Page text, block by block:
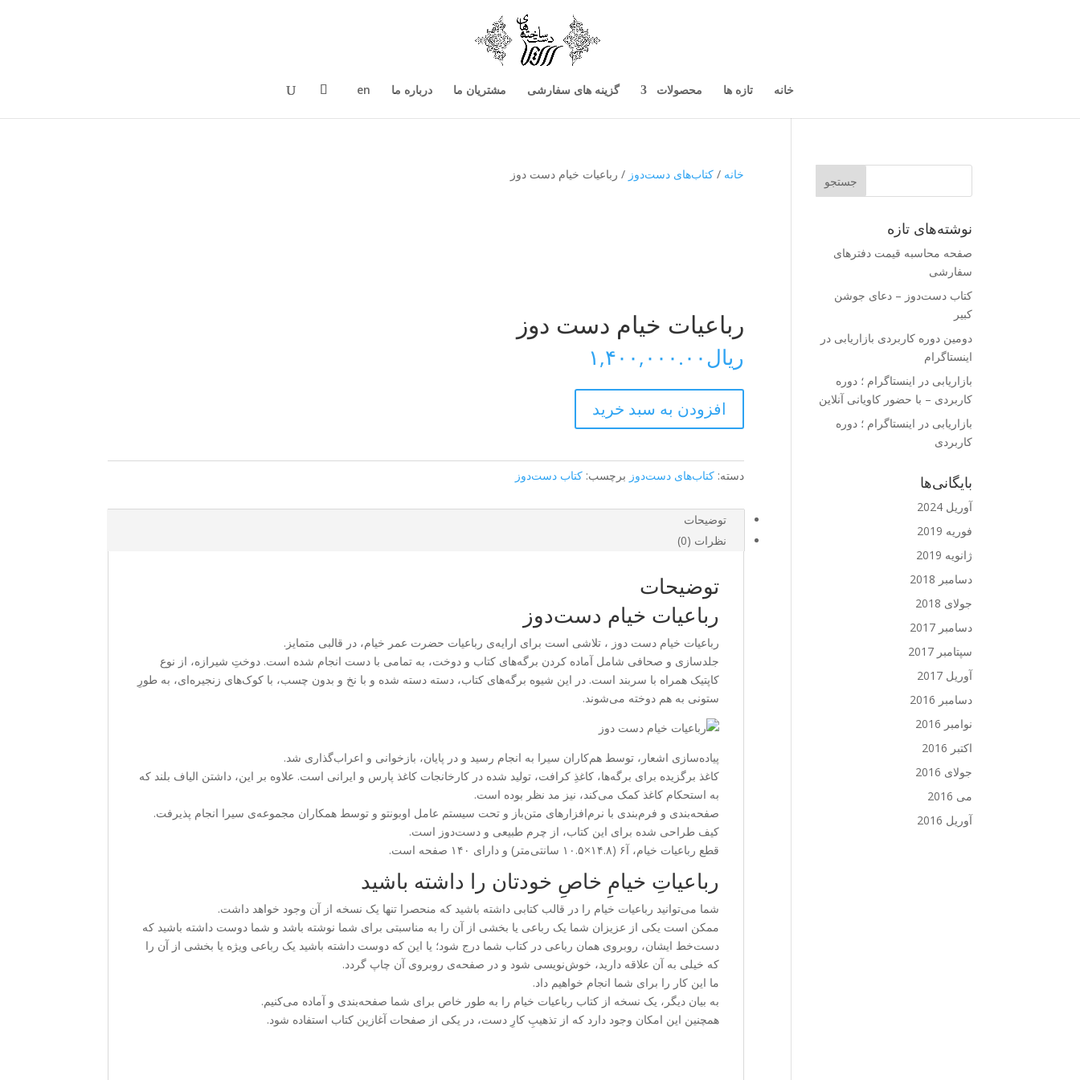
خانه تازه ها محصولات گزینه های سفارشی مشتریان ما درباره ما en
خانه / کتاب‌های دست‌دوز / رباعیات خیام دست دوز
رباعیات خیام دست دوز
ریال۱,۴۰۰,۰۰۰.۰۰
افزودن به سبد خرید
دسته: کتاب‌های دست‌دوز برچسب: کتاب دست‌دوز
توضیحات
نظرات (0)
توضیحات
رباعیات خیام دست‌دوز
رباعیات خیام دست دوز ، تلاشی است برای ارایه‌ی رباعیات حضرت عمر خیام، در قالبی متمایز.
جلدسازی و صحافی شامل آماده کردن برگه‌های کتاب و دوخت، به تمامی با دست انجام شده است. دوختِ شیرازه، از نوع
کاپتیک همراه با سربند است. در این شیوه برگه‌های کتاب، دسته دسته شده و با نخ و بدون چسب، با کوک‌های زنجیره‌ای، به طورِ
ستونی به هم دوخته می‌شوند.
پیاده‌سازی اشعار، توسط هم‌کاران سیرا به انجام رسید و در پایان، بازخوانی و اعراب‌گذاری شد.
کاغذ برگزیده برای برگه‌ها، کاغذِ کرافت، تولید شده در کارخانجات کاغذ پارس و ایرانی است. علاوه بر این، داشتن الیاف بلند که
به استحکام کاغذ کمک می‌کند، نیز مد نظر بوده است.
صفحه‌بندی و فرم‌بندی با نرم‌افزارهای متن‌باز و تحت سیستم عامل اوبونتو و توسط همکاران مجموعه‌ی سیرا انجام پذیرفت.
کیف طراحی شده برای این کتاب، از چرم طبیعی و دست‌دوز است.
قطع رباعیات خیام، آ۶ (۱۴.۸×۱۰.۵ سانتی‌متر) و دارای ۱۴۰ صفحه است.
رباعیاتِ خیامِ خاصِ خودتان را داشته باشید
شما می‌توانید رباعیات خیام را در قالب کتابی داشته باشید که منحصرا تنها یک نسخه از آن وجود خواهد داشت.
ممکن است یکی از عزیزان شما یک رباعی یا بخشی از آن را به مناسبتی برای شما نوشته باشد و شما دوست داشته باشید که
دست‌خط ایشان، روبروی همان رباعی در کتاب شما درج شود؛ یا این که دوست داشته باشید یک رباعی ویژه یا بخشی از آن را
که خیلی به آن علاقه دارید، خوش‌نویسی شود و در صفحه‌ی روبروی آن چاپ گردد.
ما این کار را برای شما انجام خواهیم داد.
به بیان دیگر، یک نسخه از کتاب رباعیات خیام را به طور خاص برای شما صفحه‌بندی و آماده می‌کنیم.
همچنین این امکان وجود دارد که از تذهیبِ کارِ دست، در یکی از صفحات آغازین کتاب استفاده شود.
نوشته‌های تازه
صفحه محاسبه قیمت دفترهای
سفارشی
کتاب دست‌دوز – دعای جوشن
کبیر
دومین دوره کاربردی بازاریابی در
اینستاگرام
بازاریابی در اینستاگرام ؛ دوره
کاربردی – با حضور کاویانی آنلاین
بازاریابی در اینستاگرام ؛ دوره
کاربردی
بایگانی‌ها
آوریل 2024
فوریه 2019
ژانویه 2019
دسامبر 2018
جولای 2018
دسامبر 2017
سپتامبر 2017
آوریل 2017
دسامبر 2016
نوامبر 2016
اکتبر 2016
جولای 2016
می 2016
آوریل 2016